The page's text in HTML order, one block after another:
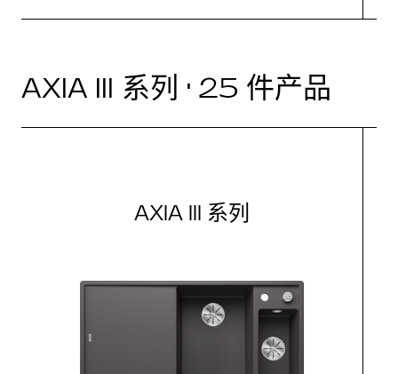
AXIA III 系列 · 25 件产品
AXIA III 系列